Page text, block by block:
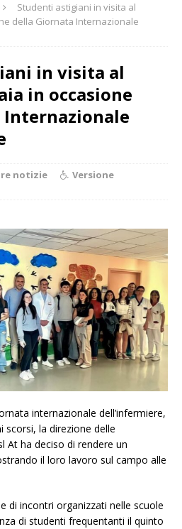
Studenti astigiani in visita al
della Giornata Internazionale
in visita al
in occasione
notizie
Versione
internazionale dell’infermiere,
scorsi, la direzione delle
At ha deciso di rendere un
il loro lavoro sul campo alle
di incontri organizzati nelle scuole
di studenti frequentanti il quinto